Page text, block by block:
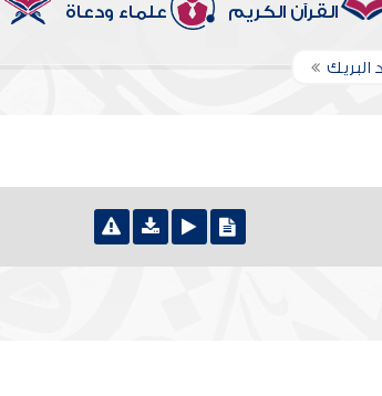
القرآن الكريم علماء ودعاة